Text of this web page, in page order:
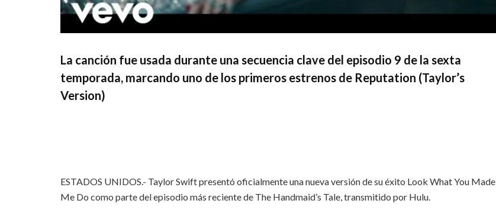
La canción fue usada durante una secuencia clave del episodio 9 de la sexta
temporada, marcando uno de los primeros estrenos de Reputation (Taylor’s
Version)
ESTADOS UNIDOS.- Taylor Swift presentó oficialmente una nueva versión de su éxito Look What You Made
Me Do como parte del episodio más reciente de The Handmaid’s Tale, transmitido por Hulu.